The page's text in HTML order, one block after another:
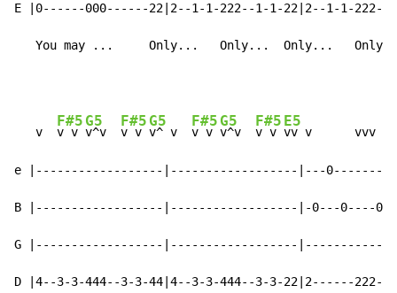
E |0------000------22|2--1-1-222--1-1-22|2--1-1-222--
You may ...     Only...   Only...  Only...
   v
F#5
v v
G5
v^v
F#5
v v
G5
v^ v
F#5
v v
G5
v^v
F#5
v v
E5
vv v      vvv
e |------------------|------------------|---0--------
B |------------------|------------------|-0---0----
G |------------------|------------------
D |4--3-3-444--3-3-44|4--3-3-444--3-3-22|2------